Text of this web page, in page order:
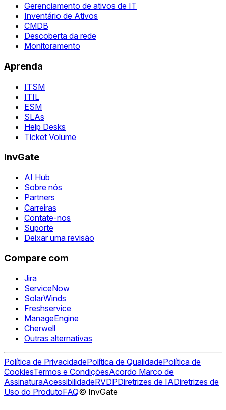
Gerenciamento de ativos de IT
Inventário de Ativos
CMDB
Descoberta da rede
Monitoramento
Aprenda
ITSM
ITIL
ESM
SLAs
Help Desks
Ticket Volume
InvGate
AI Hub
Sobre nós
Partners
Carreiras
Contate-nos
Suporte
Deixar uma revisão
Compare com
Jira
ServiceNow
SolarWinds
Freshservice
ManageEngine
Cherwell
Outras alternativas
Política de PrivacidadePolítica de QualidadePolítica de
CookiesTermos e CondiçõesAcordo Marco de
AssinaturaAcessibilidadeRVDPDiretrizes de IADiretrizes de
Uso do ProdutoFAQ© InvGate